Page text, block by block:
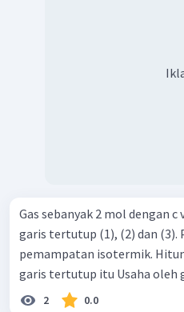
Gas sebanyak 2 mol dengan
garis tertutup (1), (2) dan (3).
pemampatan isotermik.
garis tertutup itu Usaha oleh
2 0.0